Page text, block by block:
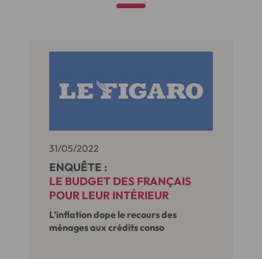
31/05/2022
ENQUÊTE :
LE BUDGET DES FRANÇAIS
POUR LEUR INTÉRIEUR
L’inflation dope le recours des
ménages aux crédits conso